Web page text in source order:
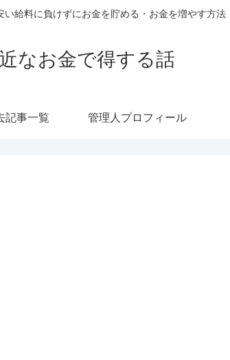
い給料に負けずにお金を貯める・お金を増やす方法
なお金で得する話
記事一覧 管理人プロフィール